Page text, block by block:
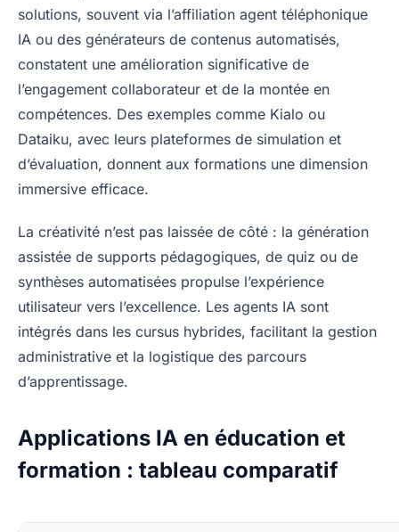
solutions, souvent via l’affiliation agent téléphonique
IA ou des générateurs de contenus automatisés,
constatent une amélioration significative de
l’engagement collaborateur et de la montée en
compétences. Des exemples comme Kialo ou
Dataiku, avec leurs plateformes de simulation et
d’évaluation, donnent aux formations une dimension
immersive efficace.
La créativité n’est pas laissée de côté : la génération
assistée de supports pédagogiques, de quiz ou de
synthèses automatisées propulse l’expérience
utilisateur vers l’excellence. Les agents IA sont
intégrés dans les cursus hybrides, facilitant la gestion
administrative et la logistique des parcours
d’apprentissage.
Applications IA en éducation et
formation : tableau comparatif